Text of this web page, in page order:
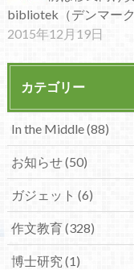
bibliotek（デンマー
2015年12月19日
カテゴリー
In the Middle (88)
お知らせ (50)
ガジェット (6)
作文教育 (328)
博士研究 (1)